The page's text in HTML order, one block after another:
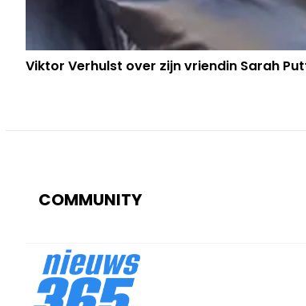
Viktor Verhulst over zijn vriendin Sarah
COMMUNITY